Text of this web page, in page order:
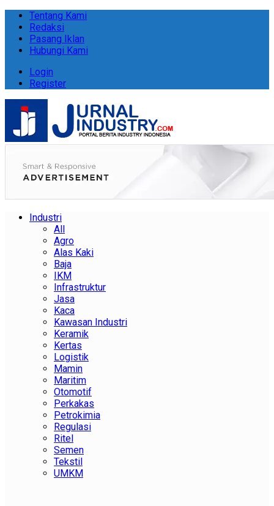
Tentang Kami
Redaksi
Pasang Iklan
Hubungi Kami
Login
Register
Industri
All
Agro
Alas Kaki
Baja
IKM
Infrastruktur
Jasa
Kaca
Kawasan Industri
Keramik
Kertas
Logistik
Mamin
Maritim
Otomotif
Perkakas
Petrokimia
Regulasi
Ritel
Semen
Tekstil
UMKM